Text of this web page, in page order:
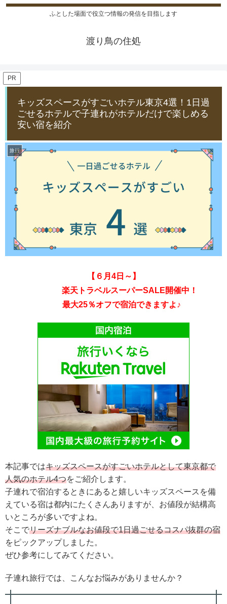
ふとした場面で役立つ情報の発信を目指します
渡り鳥の住処
PR
キッズスペースがすごいホテル東京4選！1日過
ごせるホテルで子連れがホテルだけで楽しめる
安い宿を紹介
旅行
【６ 月4日～】
楽天トラベルスーパーSALE開催中！
最大25％オフで宿泊できますよ♪
本記事ではキッズスペースがすごいホテルとして東京都で
人気のホテル4つをご紹介します。
子連れで宿泊するときにあると嬉しいキッズスペースを備
えている宿は都内にたくさんありますが、お値段が結構高
いところが多いですよね。
そこでリーズナブルなお値段で1日過ごせるコスパ抜群の宿
をピックアップしました。
ぜひ参考にしてみてください。
子連れ旅行では、こんなお悩みがありませんか？